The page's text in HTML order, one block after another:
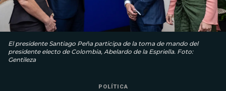
El presidente Santiago Peña participa de la toma de mando del
presidente electo de Colombia, Abelardo de la Espriella. Foto:
Gentileza
POLÍTICA